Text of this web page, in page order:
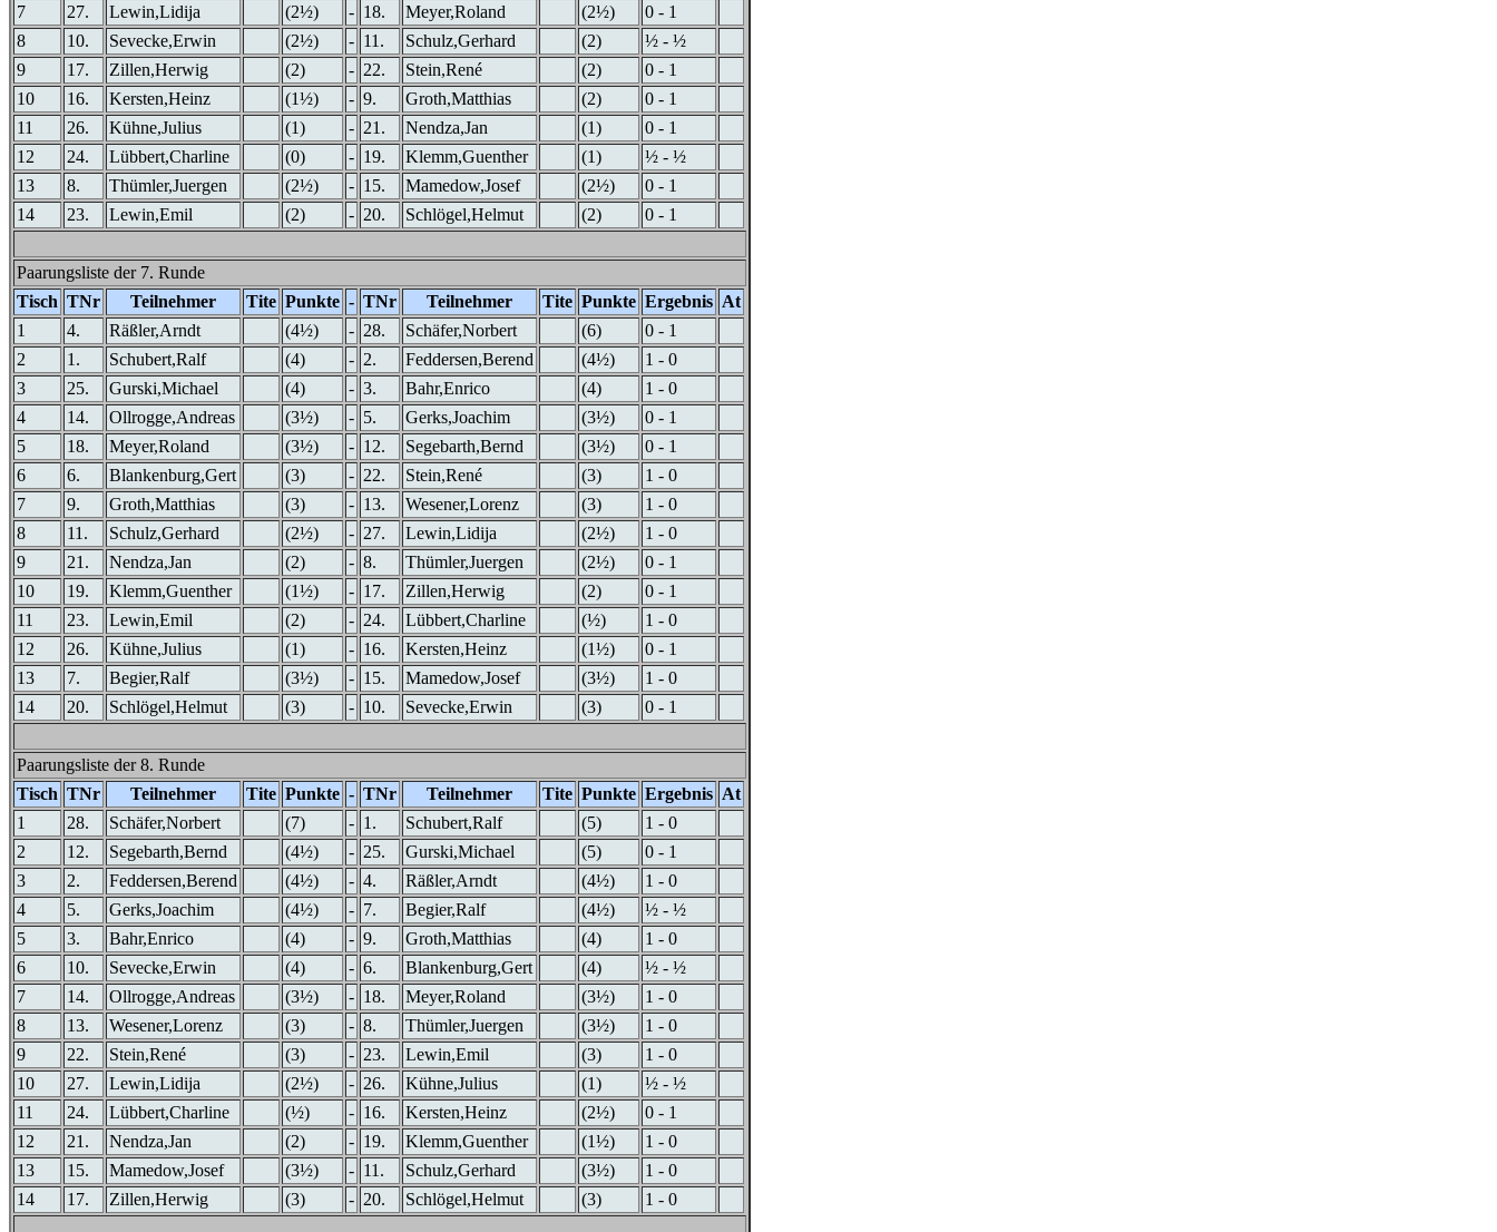
7
27. Lewin,Lidija (2½) - 18. Meyer,Roland (2½)
0 - 1
8
10. Sevecke,Erwin (2½) - 11. Schulz,Gerhard (2)
½ - ½
9
17. Zillen,Herwig (2) - 22. Stein,René (2)
0 - 1
10
16. Kersten,Heinz (1½) - 9. Groth,Matthias (2)
0 - 1
11
26. Kühne,Julius (1) - 21. Nendza,Jan (1)
0 - 1
12
24. Lübbert,Charline (0) - 19. Klemm,Guenther (1)
½ - ½
13
8. Thümler,Juergen (2½) - 15. Mamedow,Josef (2½)
0 - 1
14
23. Lewin,Emil (2) - 20. Schlögel,Helmut (2) 0 - 1
Paarungsliste der 7. Runde
Tisch TNr Teilnehmer Tite Punkte - TNr Teilnehmer Tite Punkte Ergebnis At
1
4. Räßler,Arndt (4½) - 28. Schäfer,Norbert (6)
0 - 1
2
1. Schubert,Ralf (4) - 2. Feddersen,Berend (4½)
1 - 0
3
25. Gurski,Michael (4) - 3. Bahr,Enrico (4)
1 - 0
4
14. Ollrogge,Andreas (3½) - 5. Gerks,Joachim (3½)
0 - 1
5
18. Meyer,Roland (3½) - 12. Segebarth,Bernd (3½)
0 - 1
6
6. Blankenburg,Gert (3) - 22. Stein,René (3)
1 - 0
7
9. Groth,Matthias (3) - 13. Wesener,Lorenz (3)
1 - 0
8
11. Schulz,Gerhard (2½) - 27. Lewin,Lidija (2½)
1 - 0
9
21. Nendza,Jan (2) - 8. Thümler,Juergen (2½)
0 - 1
10
19. Klemm,Guenther (1½) - 17. Zillen,Herwig (2)
0 - 1
11
23. Lewin,Emil (2) - 24. Lübbert,Charline (½)
1 - 0
12
26. Kühne,Julius (1) - 16. Kersten,Heinz (1½)
0 - 1
13
7. Begier,Ralf (3½) - 15. Mamedow,Josef (3½)
1 - 0
14
20. Schlögel,Helmut (3) - 10. Sevecke,Erwin (3) 0 - 1
Paarungsliste der 8. Runde
Tisch TNr Teilnehmer Tite Punkte - TNr Teilnehmer Tite Punkte Ergebnis At
1
28. Schäfer,Norbert (7) - 1. Schubert,Ralf (5)
1 - 0
2
12. Segebarth,Bernd (4½) - 25. Gurski,Michael (5)
0 - 1
3
2. Feddersen,Berend (4½) - 4. Räßler,Arndt (4½)
1 - 0
4
5. Gerks,Joachim (4½) - 7. Begier,Ralf (4½)
½ - ½
5
3. Bahr,Enrico (4) - 9. Groth,Matthias (4)
1 - 0
6
10. Sevecke,Erwin (4) - 6. Blankenburg,Gert (4)
½ - ½
7
14. Ollrogge,Andreas (3½) - 18. Meyer,Roland (3½)
1 - 0
8
13. Wesener,Lorenz (3) - 8. Thümler,Juergen (3½)
1 - 0
9
22. Stein,René (3) - 23. Lewin,Emil (3)
1 - 0
10
27. Lewin,Lidija (2½) - 26. Kühne,Julius (1)
½ - ½
11
24. Lübbert,Charline (½) - 16. Kersten,Heinz (2½)
0 - 1
12
21. Nendza,Jan (2) - 19. Klemm,Guenther (1½)
1 - 0
13
15. Mamedow,Josef (3½) - 11. Schulz,Gerhard (3½)
1 - 0
14
17. Zillen,Herwig (3) - 20. Schlögel,Helmut (3) 1 - 0